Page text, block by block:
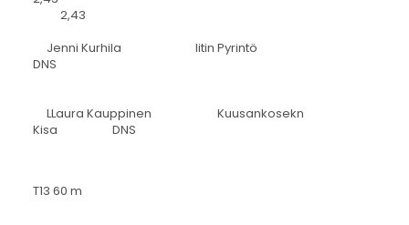
2,43
Jenni Kurhila Iitin Pyrintö
DNS
LLaura Kauppinen Kuusankosekn
Kisa DNS
T13 60 m